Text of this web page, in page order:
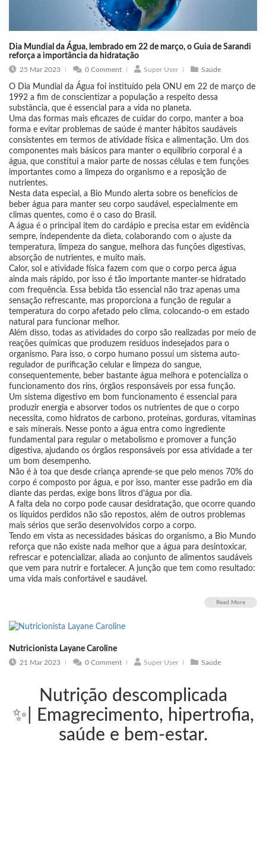
Dia Mundial da Água, lembrado em 22 de março, o Guia de Sarandi
reforça a importância da hidratação
25 Mar 2023 0 Comment Super User Saúde
O Dia Mundial da Água foi instituído pela ONU em 22 de março de
1992 a fim de conscientizar a população a respeito dessa
substância, que é essencial para a vida no planeta.
Uma das formas mais eficazes de cuidar do corpo, manter a boa
forma e evitar problemas de saúde é manter hábitos saudáveis
consistentes em termos de atividade física e alimentação. Um dos
componentes mais básicos para manter o equilíbrio corporal é a
água, que constitui a maior parte de nossas células e tem funções
importantes como a limpeza do organismo e a reposição de
nutrientes.
Nesta data especial, a Bio Mundo alerta sobre os benefícios de
beber água para manter seu corpo saudável, especialmente em
climas quentes, como é o caso do Brasil.
A água é o principal item do cardápio e precisa estar em evidência
sempre, independente da dieta, colaborando com o ajuste da
temperatura, limpeza do sangue, melhora das funções digestivas,
absorção de nutrientes, e muito mais.
Calor, sol e atividade física fazem com que o corpo perca água
ainda mais rápido, por isso é tão importante manter-se hidratado
com frequência. Essa bebida tão essencial não traz apenas uma
sensação refrescante, mas proporciona a função de regular a
temperatura do corpo afetado pelo clima, colocando-o em estado
natural para funcionar melhor.
Além disso, todas as atividades do corpo são realizadas por meio de
reações químicas que produzem resíduos indesejados para o
organismo. Para isso, o corpo humano possui um sistema auto-
regulador de purificação celular e limpeza do sangue,
consequentemente, beber bastante água melhora e potencializa o
funcionamento dos rins, órgãos responsáveis por essa função.
Um sistema digestivo em bom funcionamento é essencial para
produzir energia e absorver todos os nutrientes de que o corpo
necessita, como hidratos de carbono, proteínas, gorduras, vitaminas
e sais minerais. Nesse ponto a água entra como ingrediente
fundamental para regular o metabolismo e promover a função
digestiva, ajudando os órgãos responsáveis por essa atividade a ter
um bom desempenho.
Não é à toa que desde criança aprende-se que pelo menos 70% do
corpo é composto por água, e por isso, manter esse padrão em dia
diante das perdas, exige bons litros d'água por dia.
A falta dela no corpo pode causar desidratação, que ocorre quando
os líquidos perdidos não são repostos, além de outros problemas
mais sérios que serão desenvolvidos corpo a corpo.
Tendo em vista as necessidades básicas do organismo, a Bio Mundo
reforça que não existe nada melhor que a água para desintoxicar,
refrescar e potencializar, aliada ao conjunto de alimentos saudáveis
que vem para nutrir e fortalecer. A junção que tem como resultado:
uma vida mais confortável e saudável.
Read More
Nutricionista Layane Caroline
21 Mar 2023 0 Comment Super User Saúde
Nutrição descomplicada
✨|
Emagrecimento, hipertrofia,
saúde e bem-estar.